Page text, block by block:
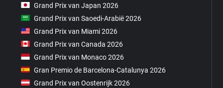
Grand Prix van Japan 2026
Grand Prix van Saoedi-Arabië 2026
Grand Prix van Miami 2026
Grand Prix van Canada 2026
Grand Prix van Monaco 2026
Gran Premio de Barcelona-Catalunya 2026
Grand Prix van Oostenrijk 2026